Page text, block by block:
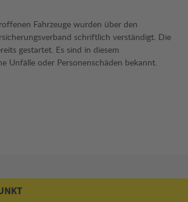
Fahrzeuge wurden über den
schriftlich verständigt. Die
gestartet. Es sind in diesem
Unfälle oder Personenschäden bekannt.